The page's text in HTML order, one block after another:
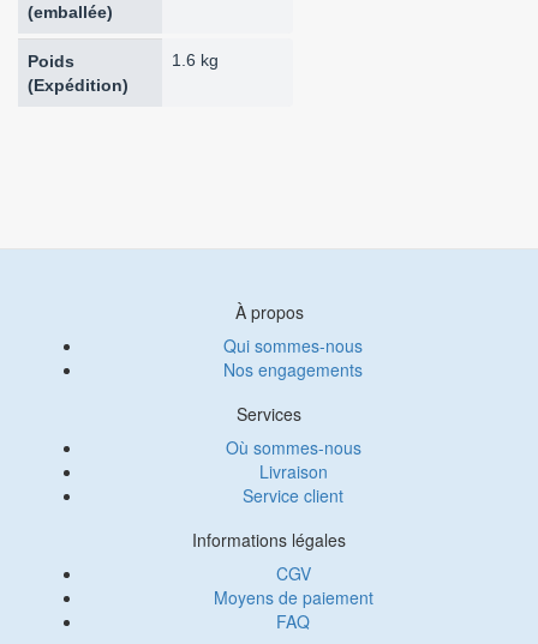
(emballée)
Poids
(Expédition)
1.6 kg
À propos
Qui sommes-nous
Nos engagements
Services
Où sommes-nous
Livraison
Service client
Informations légales
CGV
Moyens de paiement
FAQ